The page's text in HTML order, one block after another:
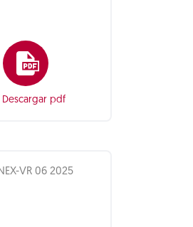
Descargar pdf
VR 06 2025